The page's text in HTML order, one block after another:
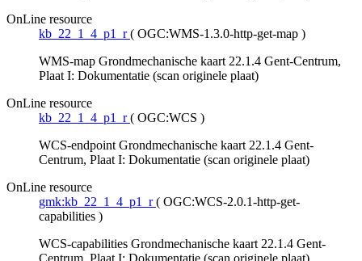
OnLine resource
kb_22_1_4_p1_r ( OGC:WMS-1.3.0-http-get-map )
WMS-map Grondmechanische kaart 22.1.4 Gent-Centrum,
Plaat I: Dokumentatie (scan originele plaat)
OnLine resource
kb_22_1_4_p1_r ( OGC:WCS )
WCS-endpoint Grondmechanische kaart 22.1.4 Gent-
Centrum, Plaat I: Dokumentatie (scan originele plaat)
OnLine resource
gmk:kb_22_1_4_p1_r ( OGC:WCS-2.0.1-http-get-
capabilities )
WCS-capabilities Grondmechanische kaart 22.1.4 Gent-